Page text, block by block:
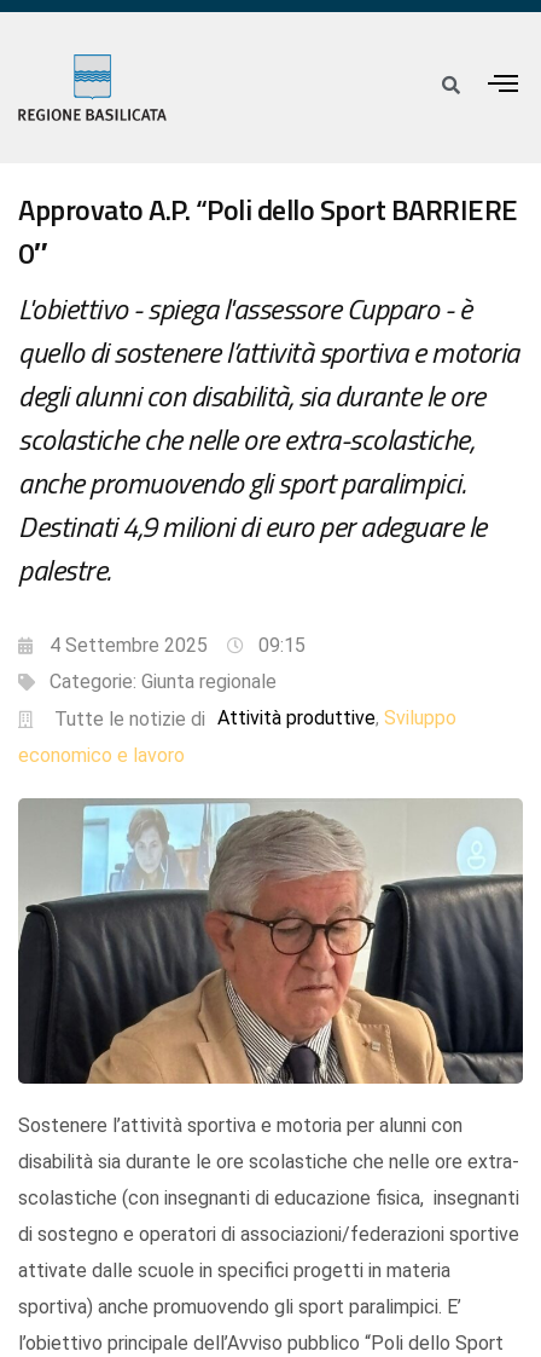
Approvato A.P. “Poli dello Sport BARRIERE
0″
L'obiettivo - spiega l'assessore Cupparo - è
quello di sostenere l’attività sportiva e motoria
degli alunni con disabilità, sia durante le ore
scolastiche che nelle ore extra-scolastiche,
anche promuovendo gli sport paralimpici.
Destinati 4,9 milioni di euro per adeguare le
palestre.
4 Settembre 2025
09:15
Categorie: Giunta regionale
Tutte le notizie di Attività produttive, Sviluppo
economico e lavoro
Sostenere l’attività sportiva e motoria per alunni con
disabilità sia durante le ore scolastiche che nelle ore extra-
scolastiche (con insegnanti di educazione fisica, insegnanti
di sostegno e operatori di associazioni/federazioni sportive
attivate dalle scuole in specifici progetti in materia
sportiva) anche promuovendo gli sport paralimpici. E’
l’obiettivo principale dell’Avviso pubblico “Poli dello Sport